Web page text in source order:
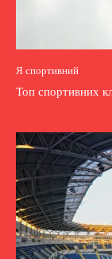
Я спортивний
Топ спортивних